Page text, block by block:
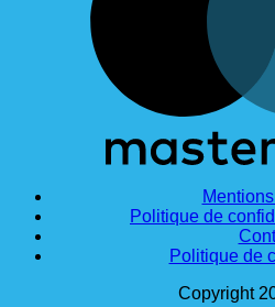
Politique de
Politique de
Copyright